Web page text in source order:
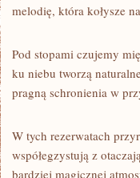
melodię, ⁢która kołysze
Pod stopami czujemy
ku niebu tworzą⁢
pragną schronienia w
W tych rezerwatach
współegzystują z
bardziej magicznej